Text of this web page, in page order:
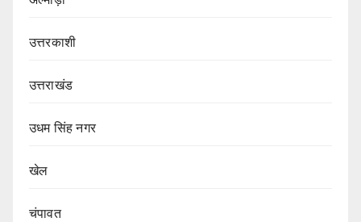
उत्तरकाशी
उत्तराखंड
उधम सिंह नगर
खेल
चंपावत